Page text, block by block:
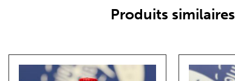
Produits similaires